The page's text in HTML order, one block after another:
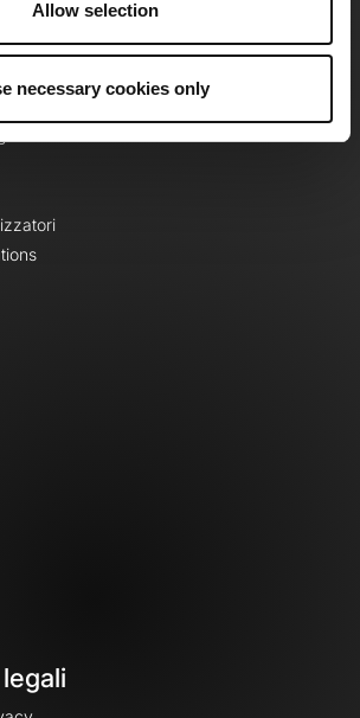
Allow selection
necessary cookies only